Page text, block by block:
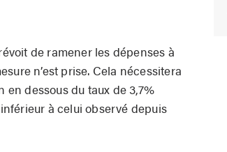
de ramener les dépenses à
n’est prise. Cela nécessitera
dessous du taux de 3,7%
à celui observé depuis